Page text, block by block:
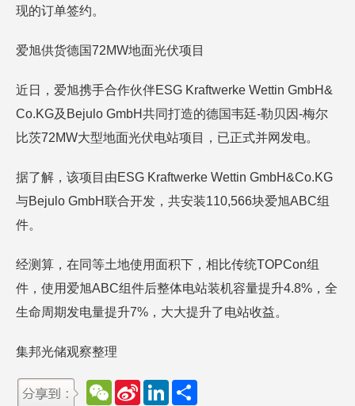
现的订单签约。
爱旭供货德国72MW地面光伏项目
近日，爱旭携手合作伙伴ESG Kraftwerke Wettin GmbH&
Co.KG及Bejulo GmbH共同打造的德国韦廷-勒贝因-梅尔
比茨72MW大型地面光伏电站项目，已正式并网发电。
据了解，该项目由ESG Kraftwerke Wettin GmbH&Co.KG
与Bejulo GmbH联合开发，共安装110,566块爱旭ABC组
件。
经测算，在同等土地使用面积下，相比传统TOPCon组
件，使用爱旭ABC组件后整体电站装机容量提升4.8%，全
生命周期发电量提升7%，大大提升了电站收益。
集邦光储观察整理
W
e
S
L